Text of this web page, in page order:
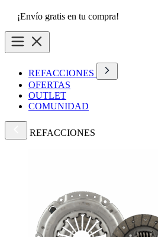
¡Envío gratis en tu compra!
REFACCIONES
OFERTAS
OUTLET
COMUNIDAD
REFACCIONES